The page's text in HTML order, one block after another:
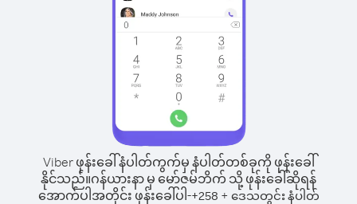
Viber ဖုန်းခေါ်နံပါတ်ကွက်မှ နံပါတ်တစ်ခုကို ဖုန်းခေါ်
နိုင်သည်။ဂန်ယားနာ မှ မော်ဇမ်ဘိက် သို့ ဖုန်းခေါ်ဆိုရန်
အောက်ပါအတိုင်း ဖုန်းခေါ်ပါ-+258 + ဒေသတွင်း နံပါတ်